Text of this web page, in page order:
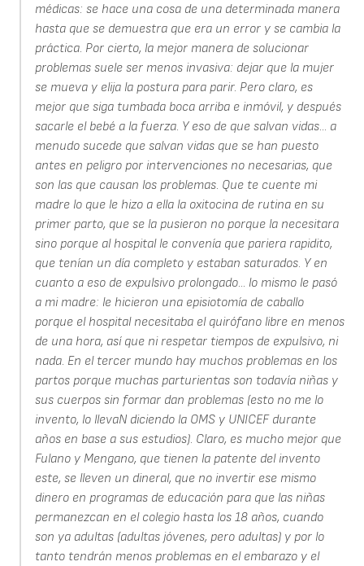
médicas: se hace una cosa de una determinada manera
hasta que se demuestra que era un error y se cambia la
práctica. Por cierto, la mejor manera de solucionar
problemas suele ser menos invasiva: dejar que la mujer
se mueva y elija la postura para parir. Pero claro, es
mejor que siga tumbada boca arriba e inmóvil, y después
sacarle el bebé a la fuerza. Y eso de que salvan vidas... a
menudo sucede que salvan vidas que se han puesto
antes en peligro por intervenciones no necesarias, que
son las que causan los problemas. Que te cuente mi
madre lo que le hizo a ella la oxitocina de rutina en su
primer parto, que se la pusieron no porque la necesitara
sino porque al hospital le convenía que pariera rapidito,
que tenían un día completo y estaban saturados. Y en
cuanto a eso de expulsivo prolongado... lo mismo le pasó
a mi madre: le hicieron una episiotomía de caballo
porque el hospital necesitaba el quirófano libre en menos
de una hora, así que ni respetar tiempos de expulsivo, ni
nada. En el tercer mundo hay muchos problemas en los
partos porque muchas parturientas son todavía niñas y
sus cuerpos sin formar dan problemas (esto no me lo
invento, lo llevaN diciendo la OMS y UNICEF durante
años en base a sus estudios). Claro, es mucho mejor que
Fulano y Mengano, que tienen la patente del invento
este, se lleven un dineral, que no invertir ese mismo
dinero en programas de educación para que las niñas
permanezcan en el colegio hasta los 18 años, cuando
son ya adultas (adultas jóvenes, pero adultas) y por lo
tanto tendrán menos problemas en el embarazo y el